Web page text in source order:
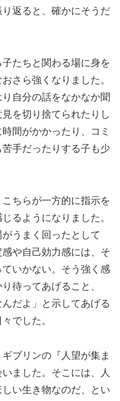
返ると、確かにそうだ
たちと関わる場に身を
さら強くなりました。
自分の話をなかなか聞
を切り捨てられたりし
間がかかったり、コミ
手だったりする子も少
ちらが一方的に指示を
るようになりました。
うまく回ったとして
や自己効力感には、そ
いかない。そう強く感
待ってあげること、
だよ」と示してあげる
でした。
ブリンの『人望が集ま
ました。そこには、人
い生き物なのだ、とい